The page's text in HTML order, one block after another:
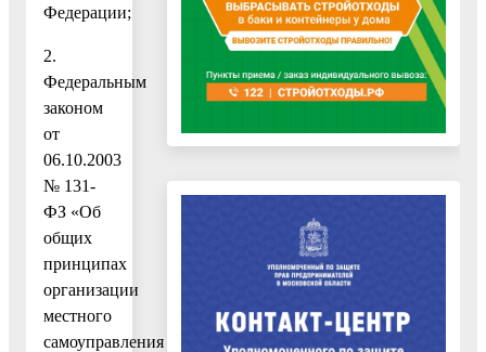
Федерации;
2.
Федеральным
законом
от
06.10.2003
№ 131-
ФЗ «Об
общих
принципах
организации
местного
самоуправления